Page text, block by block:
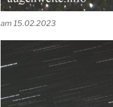
am 15.02.2023